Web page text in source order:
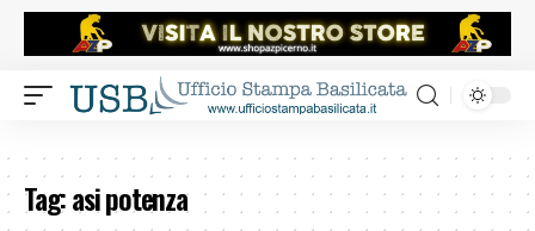
Tag:asi potenza